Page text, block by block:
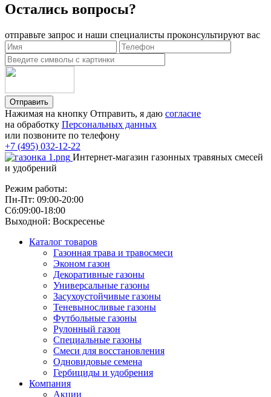
Остались вопросы?
отправьте запрос и наши специалисты проконсультируют вас
Отправить
Нажимая на кнопку Отправить, я даю согласие
на обработку Персональных данных
или позвоните по телефону
+7 (495) 032-12-22
Интернет-магазин газонных травяных смесей
и удобрений
Режим работы:
Пн-Пт: 09:00-20:00
Сб:09:00-18:00
Выходной: Воскресенье
Каталог товаров
Газонная трава и травосмеси
Эконом газон
Декоративные газоны
Универсальные газоны
Засухоустойчивые газоны
Теневыносливые газоны
Футбольные газоны
Рулонный газон
Специальные газоны
Смеси для восстановления
Одновидовые семена
Гербициды и удобрения
Компания
Акции